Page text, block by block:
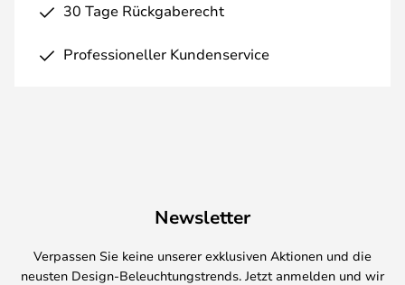
30 Tage Rückgaberecht
Professioneller Kundenservice
Newsletter
Verpassen Sie keine unserer exklusiven Aktionen und die
neusten Design-Beleuchtungstrends. Jetzt anmelden und wir